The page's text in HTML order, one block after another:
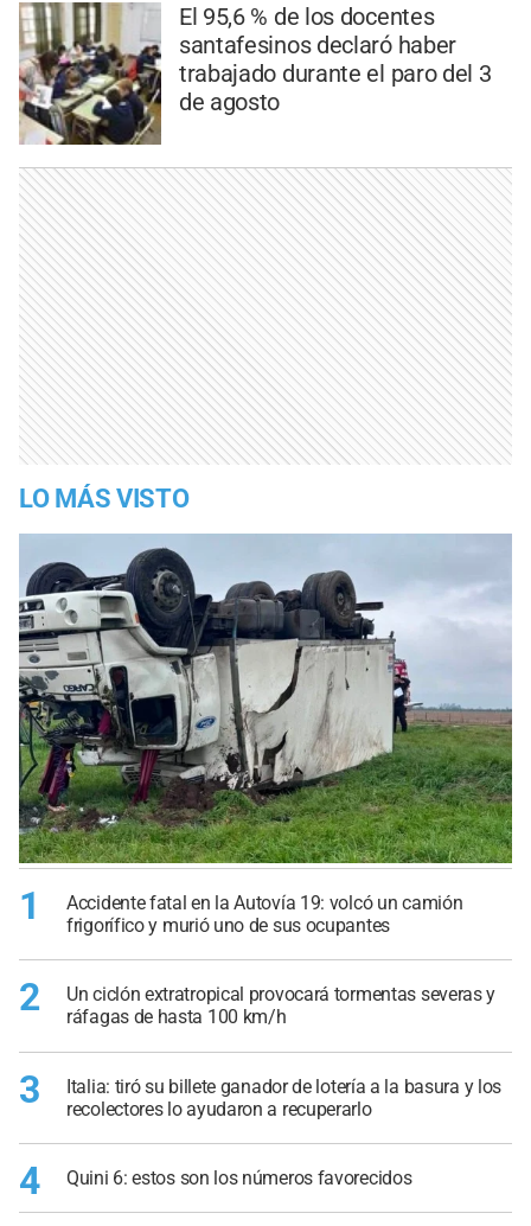
El 95,6 % de los docentes
santafesinos declaró haber
trabajado durante el paro del 3
de agosto
LO MÁS VISTO
1
Accidente fatal en la Autovía 19: volcó un camión
frigorífico y murió uno de sus ocupantes
2
Un ciclón extratropical provocará tormentas severas y
ráfagas de hasta 100 km/h
3
Italia: tiró su billete ganador de lotería a la basura y los
recolectores lo ayudaron a recuperarlo
4 Quini 6: estos son los números favorecidos